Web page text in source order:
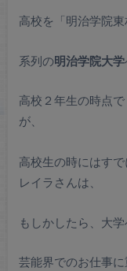
高校を「明治学院
系列の明治学院大学
高校２年生の時点で
が、
高校生の時にはすで
レイラさんは、
もしかしたら、大学
芸能界でのお仕事に